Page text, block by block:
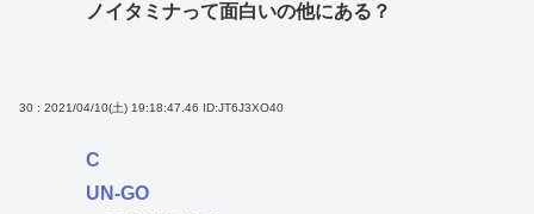
ノイタミナって面白いの他にある？
30 : 2021/04/10(土) 19:18:47.46 ID:JT6J3XO40
C
UN-GO